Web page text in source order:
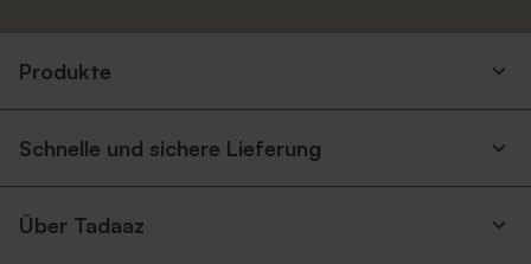
spitzer Klappe
Produkte
Schnelle und sichere Lieferung
Über Tadaaz